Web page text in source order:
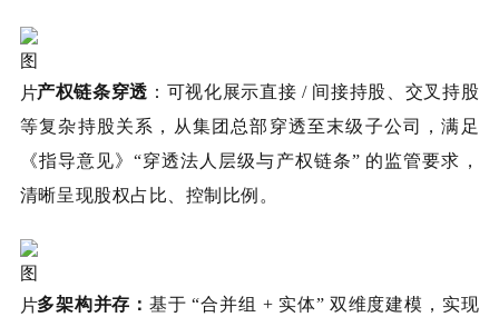
产权链条穿透 ：可视化展示直接 / 间接持股、交叉持股
等复杂持股关系，从集团总部穿透至末级子公司，满足
《指导意见》“穿透法人层级与产权链条” 的监管要求，
清晰呈现股权占比、控制比例。
多架构并存：基于 “合并组 + 实体” 双维度建模，实现